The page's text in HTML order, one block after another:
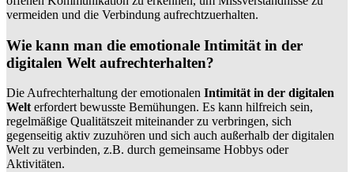
vermeiden und die Verbindung aufrechtzuerhalten.
Wie kann man die emotionale Intimität in der
digitalen Welt aufrechterhalten?
Die Aufrechterhaltung der emotionalen Intimität in der digitalen
Welt erfordert bewusste Bemühungen. Es kann hilfreich sein,
regelmäßige Qualitätszeit miteinander zu verbringen, sich
gegenseitig aktiv zuzuhören und sich auch außerhalb der digitalen
Welt zu verbinden, z.B. durch gemeinsame Hobbys oder
Aktivitäten.